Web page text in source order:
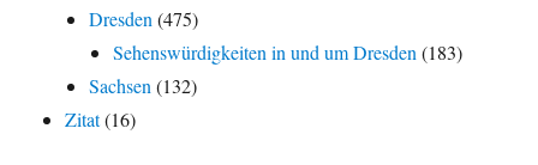
Dresden (475)
Sehenswürdigkeiten in und um Dresden (183)
Sachsen (132)
Zitat(16)